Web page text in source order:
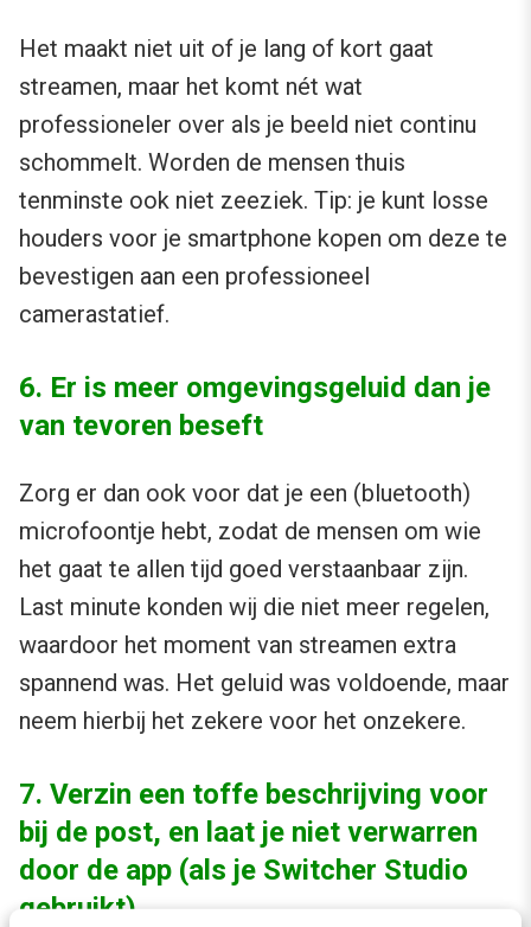
Het maakt niet uit of je lang of kort gaat
streamen, maar het komt nét wat
professioneler over als je beeld niet continu
schommelt. Worden de mensen thuis
tenminste ook niet zeeziek. Tip: je kunt losse
houders voor je smartphone kopen om deze te
bevestigen aan een professioneel
camerastatief.
6. Er is meer omgevingsgeluid dan je
van tevoren beseft
Zorg er dan ook voor dat je een (bluetooth)
microfoontje hebt, zodat de mensen om wie
het gaat te allen tijd goed verstaanbaar zijn.
Last minute konden wij die niet meer regelen,
waardoor het moment van streamen extra
spannend was. Het geluid was voldoende, maar
neem hierbij het zekere voor het onzekere.
7. Verzin een toffe beschrijving voor
bij de post, en laat je niet verwarren
door de app (als je Switcher Studio
gebruikt)